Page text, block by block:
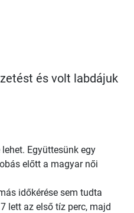
és volt labdájuk
Együttesünk egy
előtt a magyar női
időkérése sem tudta
lett az első tíz perc, majd